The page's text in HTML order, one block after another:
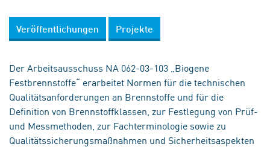
Veröffentlichungen Projekte
Der Arbeitsausschuss NA 062-03-103 „Biogene
Festbrennstoffe“ erarbeitet Normen für die technischen
Qualitätsanforderungen an Brennstoffe und für die
Definition von Brennstoffklassen, zur Festlegung von Prüf-
und Messmethoden, zur Fachterminologie sowie zu
Qualitätssicherungsmaßnahmen und Sicherheitsaspekten